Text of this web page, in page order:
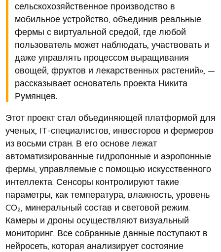
сельскохозяйственное производство в
мобильное устройство, объединив реальные
фермы с виртуальной средой, где любой
пользователь может наблюдать, участвовать и
даже управлять процессом выращивания
овощей, фруктов и лекарственных растений», —
рассказывает основатель проекта Никита
Румянцев.
Этот проект стал объединяющей платформой для
ученых, IT-специалистов, инвесторов и фермеров
из восьми стран. В его основе лежат
автоматизированные гидропонные и аэропонные
фермы, управляемые с помощью искусственного
интеллекта. Сенсоры контролируют такие
параметры, как температура, влажность, уровень
CO₂, минеральный состав и световой режим.
Камеры и дроны осуществляют визуальный
мониторинг. Все собранные данные поступают в
нейросеть, которая анализирует состояние